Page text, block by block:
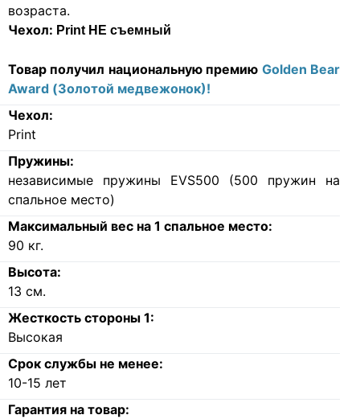
возраста.
Чехол: Print НЕ съемный
Товар получил национальную премию Golden Bear
Award (Золотой медвежонок)!
Чехол:
Print
Пружины:
независимые пружины EVS500 (500 пружин на
спальное место)
Максимальный вес на 1 спальное место:
90 кг.
Высота:
13 см.
Жесткость стороны 1:
Высокая
Срок службы не менее:
10-15 лет
Гарантия на товар: